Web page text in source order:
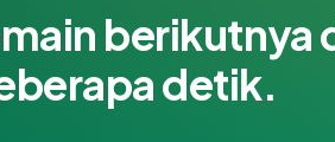
berikutnya
detik.